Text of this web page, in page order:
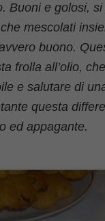
Buoni e golosi,
mescolati
buono.
frolla all’olio,
e salutare di
questa
ed appagante.